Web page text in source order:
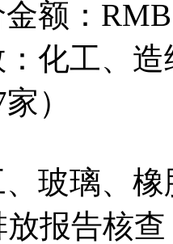
额：RMB
化工、
）
玻璃、
放报告核